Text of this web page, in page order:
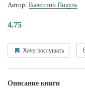
Автор: Валентин Пикуль
4.75
Хочу послушать
Описание книги